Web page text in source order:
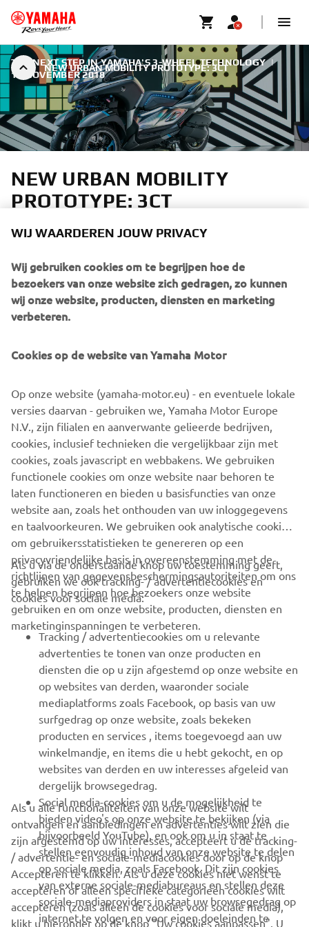
NEW URBAN MOBILITY PROTOTYPE: 3CT
THE NEXT STEP IN YAMAHA'S 3-WHEEL TECHNOLOGY |
11 NOVEMBER 2018
NEW URBAN MOBILITY
PROTOTYPE: 3CT
Yamaha is keen to bring a wider choice of urban mobility
riding experience. And the 3CT prototype reveals
Yamaha’s vision for the future. Being easy to ride and
accessible to anyone, the 3CT is perhaps the most
sophisticated Yamaha Urban Mobility scooter of all time,
to a whole new world of enjoyment, opportunity and fun.
All you need to do is to open your mind to a new way of
hold. But Yamaha’s 3-wheel technology is ready be an
integral part of it.
DISCOVER THE 3CT PROTOTYPE
CORPORATE
VOOR BEDRIJVEN
MEER YAMAHA
ONDERSTEUNING
NIEUWSBRIEF
Wees de eerste die meer te weten komt over de nieuwste deals,
speciale evenementen, nieuwe producten en nog veel meer
ABONNEREN
Lees ons privacybeleid om te leren hoe we uw persoonlijke
gegevens verwerken:Privacyverklaring
WIJ WAARDEREN JOUW PRIVACY
Wij gebruiken cookies om te begrijpen hoe de
bezoekers van onze website zich gedragen, zo kunnen
wij onze website, producten, diensten en marketing
verbeteren.
Cookies op de website van Yamaha Motor
Op onze website (yamaha-motor.eu) - en eventuele lokale
versies daarvan - gebruiken we, Yamaha Motor Europe
N.V., zijn filialen en aanverwante gelieerde bedrijven,
cookies, inclusief technieken die vergelijkbaar zijn met
cookies, zoals javascript en webbakens. We gebruiken
functionele cookies om onze website naar behoren te
laten functioneren en bieden u basisfuncties van onze
website aan, zoals het onthouden van uw inloggegevens
en taalvoorkeuren. We gebruiken ook analytische cookies
om gebruikersstatistieken te genereren op een
privacyvriendelijke basis in overeenstemming met de
richtlijnen van gegevensbeschermingsautoriteiten om ons
te helpen begrijpen hoe bezoekers onze website
gebruiken en om onze website, producten, diensten en
marketinginspanningen te verbeteren.
Als u via de onderstaande knop uw toestemming geeft,
gebruiken we ook tracking- / advertentiecookies en
cookies voor sociale media:
Tracking / advertentiecookies om u relevante
advertenties te tonen van onze producten en
diensten die op u zijn afgestemd op onze website en
op websites van derden, waaronder sociale
mediaplatforms zoals Facebook, op basis van uw
surfgedrag op onze website, zoals bekeken
producten en services , items toegevoegd aan uw
winkelmandje, en items die u hebt gekocht, en op
websites van derden en uw interesses afgeleid van
dergelijk browsegedrag.
Social media-cookies om u de mogelijkheid te
bieden video's op onze website te bekijken (via
bijvoorbeeld YouTube), en ook om u in staat te
stellen eenvoudig inhoud van onze website te delen
op sociale media, zoals Facebook. Dit zijn cookies
van externe sociale-mediabureaus en stellen deze
sociale-mediaproviders in staat uw browsegedrag op
internet te volgen en voor eigen doeleinden te
Als u alle functionaliteiten van onze website wilt
ontvangen en aanbiedingen en advertenties wilt zien die
zijn afgestemd op uw interesses, accepteert u de tracking-
/ advertentie- en sociale-mediacookies door op de knop
Accepteren te klikken. Als u deze cookies niet wenst te
accepteren of alleen specifieke categorieën cookies wilt
accepteren (zoals alleen de cookies voor sociale media),
klikt u hieronder op de knop "Uw cookies aanpassen". U